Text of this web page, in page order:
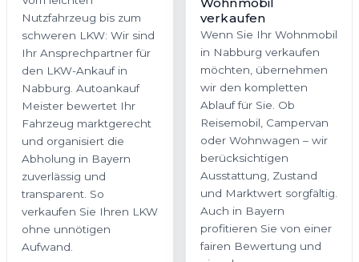
Nutzfahrzeug bis zum
schweren LKW: Wir sind
Ihr Ansprechpartner für
den LKW-Ankauf in
Nabburg. Autoankauf
Meister bewertet Ihr
Fahrzeug marktgerecht
und organisiert die
Abholung in Bayern
zuverlässig und
transparent. So
verkaufen Sie Ihren LKW
ohne unnötigen
Aufwand.
Wohnmobil
verkaufen
Wenn Sie Ihr Wohnmobil
in Nabburg verkaufen
möchten, übernehmen
wir den kompletten
Ablauf für Sie. Ob
Reisemobil, Campervan
oder Wohnwagen – wir
berücksichtigen
Ausstattung, Zustand
und Marktwert sorgfältig.
Auch in Bayern
profitieren Sie von einer
fairen Bewertung und